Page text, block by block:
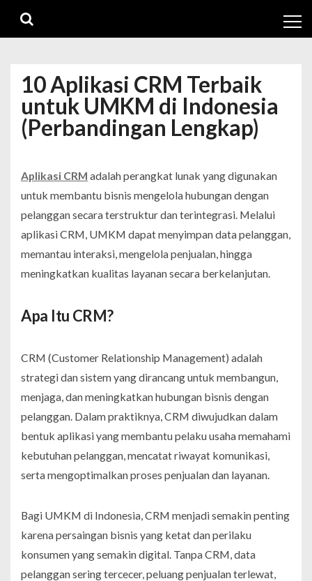
navigation
content
10 Aplikasi CRM Terbaik
untuk UMKM di Indonesia
(Perbandingan Lengkap)
Aplikasi CRM adalah perangkat lunak yang digunakan
untuk membantu bisnis mengelola hubungan dengan
pelanggan secara terstruktur dan terintegrasi. Melalui
aplikasi CRM, UMKM dapat menyimpan data pelanggan,
memantau interaksi, mengelola penjualan, hingga
meningkatkan kualitas layanan secara berkelanjutan.
Apa Itu CRM?
CRM (Customer Relationship Management) adalah
strategi dan sistem yang dirancang untuk membangun,
menjaga, dan meningkatkan hubungan bisnis dengan
pelanggan. Dalam praktiknya, CRM diwujudkan dalam
bentuk aplikasi yang membantu pelaku usaha memahami
kebutuhan pelanggan, mencatat riwayat komunikasi,
serta mengoptimalkan proses penjualan dan layanan.
Bagi UMKM di Indonesia, CRM menjadi semakin penting
karena persaingan bisnis yang ketat dan perilaku
konsumen yang semakin digital. Tanpa CRM, data
pelanggan sering tercecer, peluang penjualan terlewat,